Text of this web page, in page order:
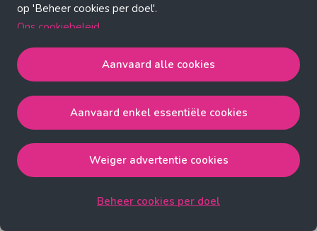
op 'Beheer cookies per doel'.
Ons cookiebeleid
Aanvaard alle cookiesgaat akkoord met de strict
noodzakelijke, analytische, functionele en advertentie
cookies.
de strict noodzakelijke cookies.
Weiger advertentie cookiesgaat akkoord met de strict
Aanvaard alle cookies
Aanvaard enkel essentiële cookies
Weiger advertentie cookies
Beheer cookies per doel